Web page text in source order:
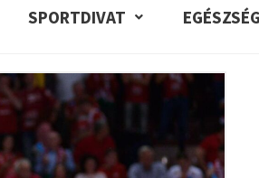
SPORTDIVAT EGÉSZSÉG